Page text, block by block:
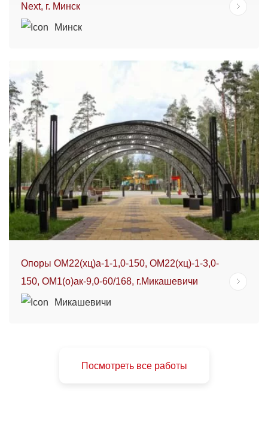
Next, г. Минск
Минск
Опоры ОМ22(хц)а-1-1,0-150, ОМ22(хц)-1-3,0-
150, ОМ1(о)ак-9,0-60/168, г.Микашевичи
Микашевичи
Посмотреть все работы